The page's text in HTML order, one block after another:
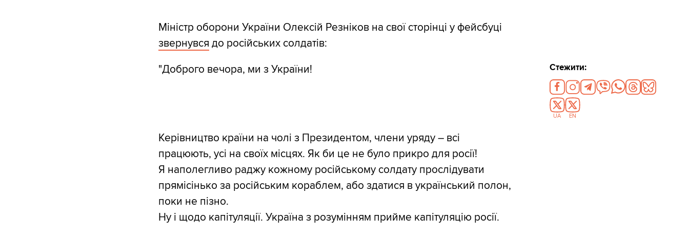
Міністр оборони України Олексій Резніков на свої сторінці у фейсбуці
звернувся до російських солдатів:
"Доброго вечора, ми з України!
Керівництво країни на чолі з Президентом, члени уряду – всі
працюють, усі на своїх місцях. Як би це не було прикро для росії!
Я наполегливо раджу кожному російському солдату прослідувати
прямісінько за російським кораблем, або здатися в український полон,
поки не пізно.
Ну і щодо капітуляції. Україна з розумінням прийме капітуляцію росії.
Стежити:
UA EN